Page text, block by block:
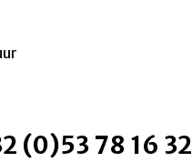
(0)53 78 16 32